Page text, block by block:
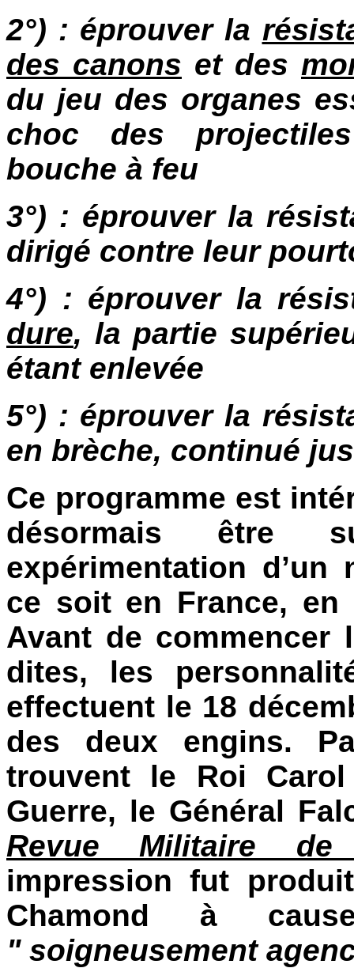
2°) : éprouver la
des canons et des
du jeu des organes
choc des
bouche à feu
3°) : éprouver la
dirigé contre leur
4°) : éprouver la
dure, la partie
étant enlevée
5°) : éprouver la
en brèche, continué
Ce programme est
désormais être
expérimentation d’un
ce soit en France, en
Avant de commencer
dites, les
effectuent le 18
des deux engins.
trouvent le Roi
Guerre, le Général
Revue Militaire de
impression fut
Chamond à
" soigneusement